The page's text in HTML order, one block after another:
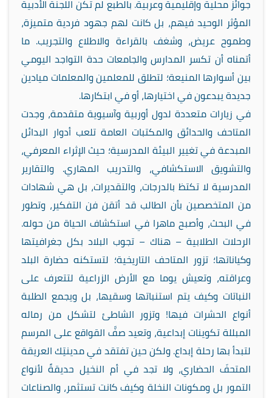
جوائز محلية وإقليمية وعربية. بالطبع لم تكن اللجنة الأدبية
المؤثر الوحيد فيهم، بل كانت لهم جهود فردية متميزة،
وطموح عريض، وشغف بالقراءة والاطلاع والتجريب. ما
أتمناه أن تكسر المدارس والجامعات حدة التواجد اليومي
بين أسوارها المنيعة؛ لتطلق للمعلمين والمعلمات ميادين
جديدة يبدعون في اختيارها، أو في ابتكارها.
في زيارات متعددة لدول أوربية وآسيوية متقدمة، وجدت
المتاحف والحدائق والمكتبات العامة تلعب أدوار البدائل
المبدعة في تغيير البيئة المدرسية؛ حيث الإثراء المعرفي،
والتشويق الاستكشافي، والتدريب المهاري. والتقارير
المدرسية لا تكتظ بالدرجات، والتقديرات، بل هي شهادات
من المتخصصين بأن الطالب قد أتقن فن التفكير، وتطور
في البحث، وأصبح ماهرا في استكشاف الحياة من حوله.
الرحلات الطلابية – هناك – تجوب البلاد بكل جغرافيتها
وكياناتها؛ تزور المتاحف التاريخية؛ لتستكنه حضارة البلد
وعراقته، وتعيش يوما مع الأرض الزراعية لتتعرف على
النباتات وكيف يتم استنباتها وسقيها، بل ويجمع الطلبة
أنواع الحشرات فيها! وتزور الشاطئ لتشكل من رماله
المبللة تكوينات إبداعية، وتعيد صفَّ القواقع على المرسم
لتبدأ بها رحلة إبداع. ولكن حين تفتقد في مدينتِك العريقة
المتحفَ الحضاري، ولا تجد في أم النخيل حديقةً لأنواع
التمور بل ومكونات النخلة وكيف كانت تستثمر، والصناعات